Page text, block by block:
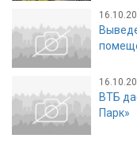
ВТБ
Парк»